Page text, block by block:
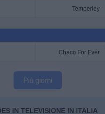
Temperley
Chaco For Ever
Più giorni
IN TELEVISIONE IN ITALIA